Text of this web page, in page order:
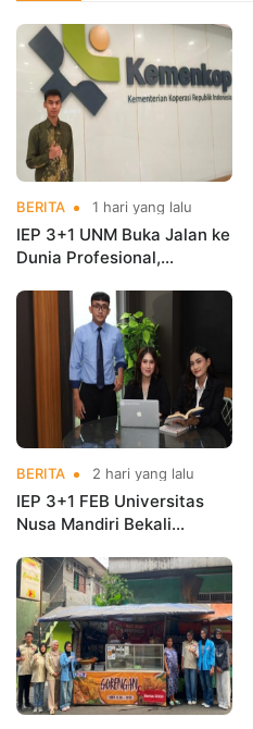
BERITA 1 hari yang lalu
IEP 3+1 UNM Buka Jalan ke
Dunia Profesional,
Kementerian Koperasi
BERITA 2 hari yang lalu
IEP 3+1 FEB Universitas
Nusa Mandiri Bekali
Kerja Sebelum Lulus